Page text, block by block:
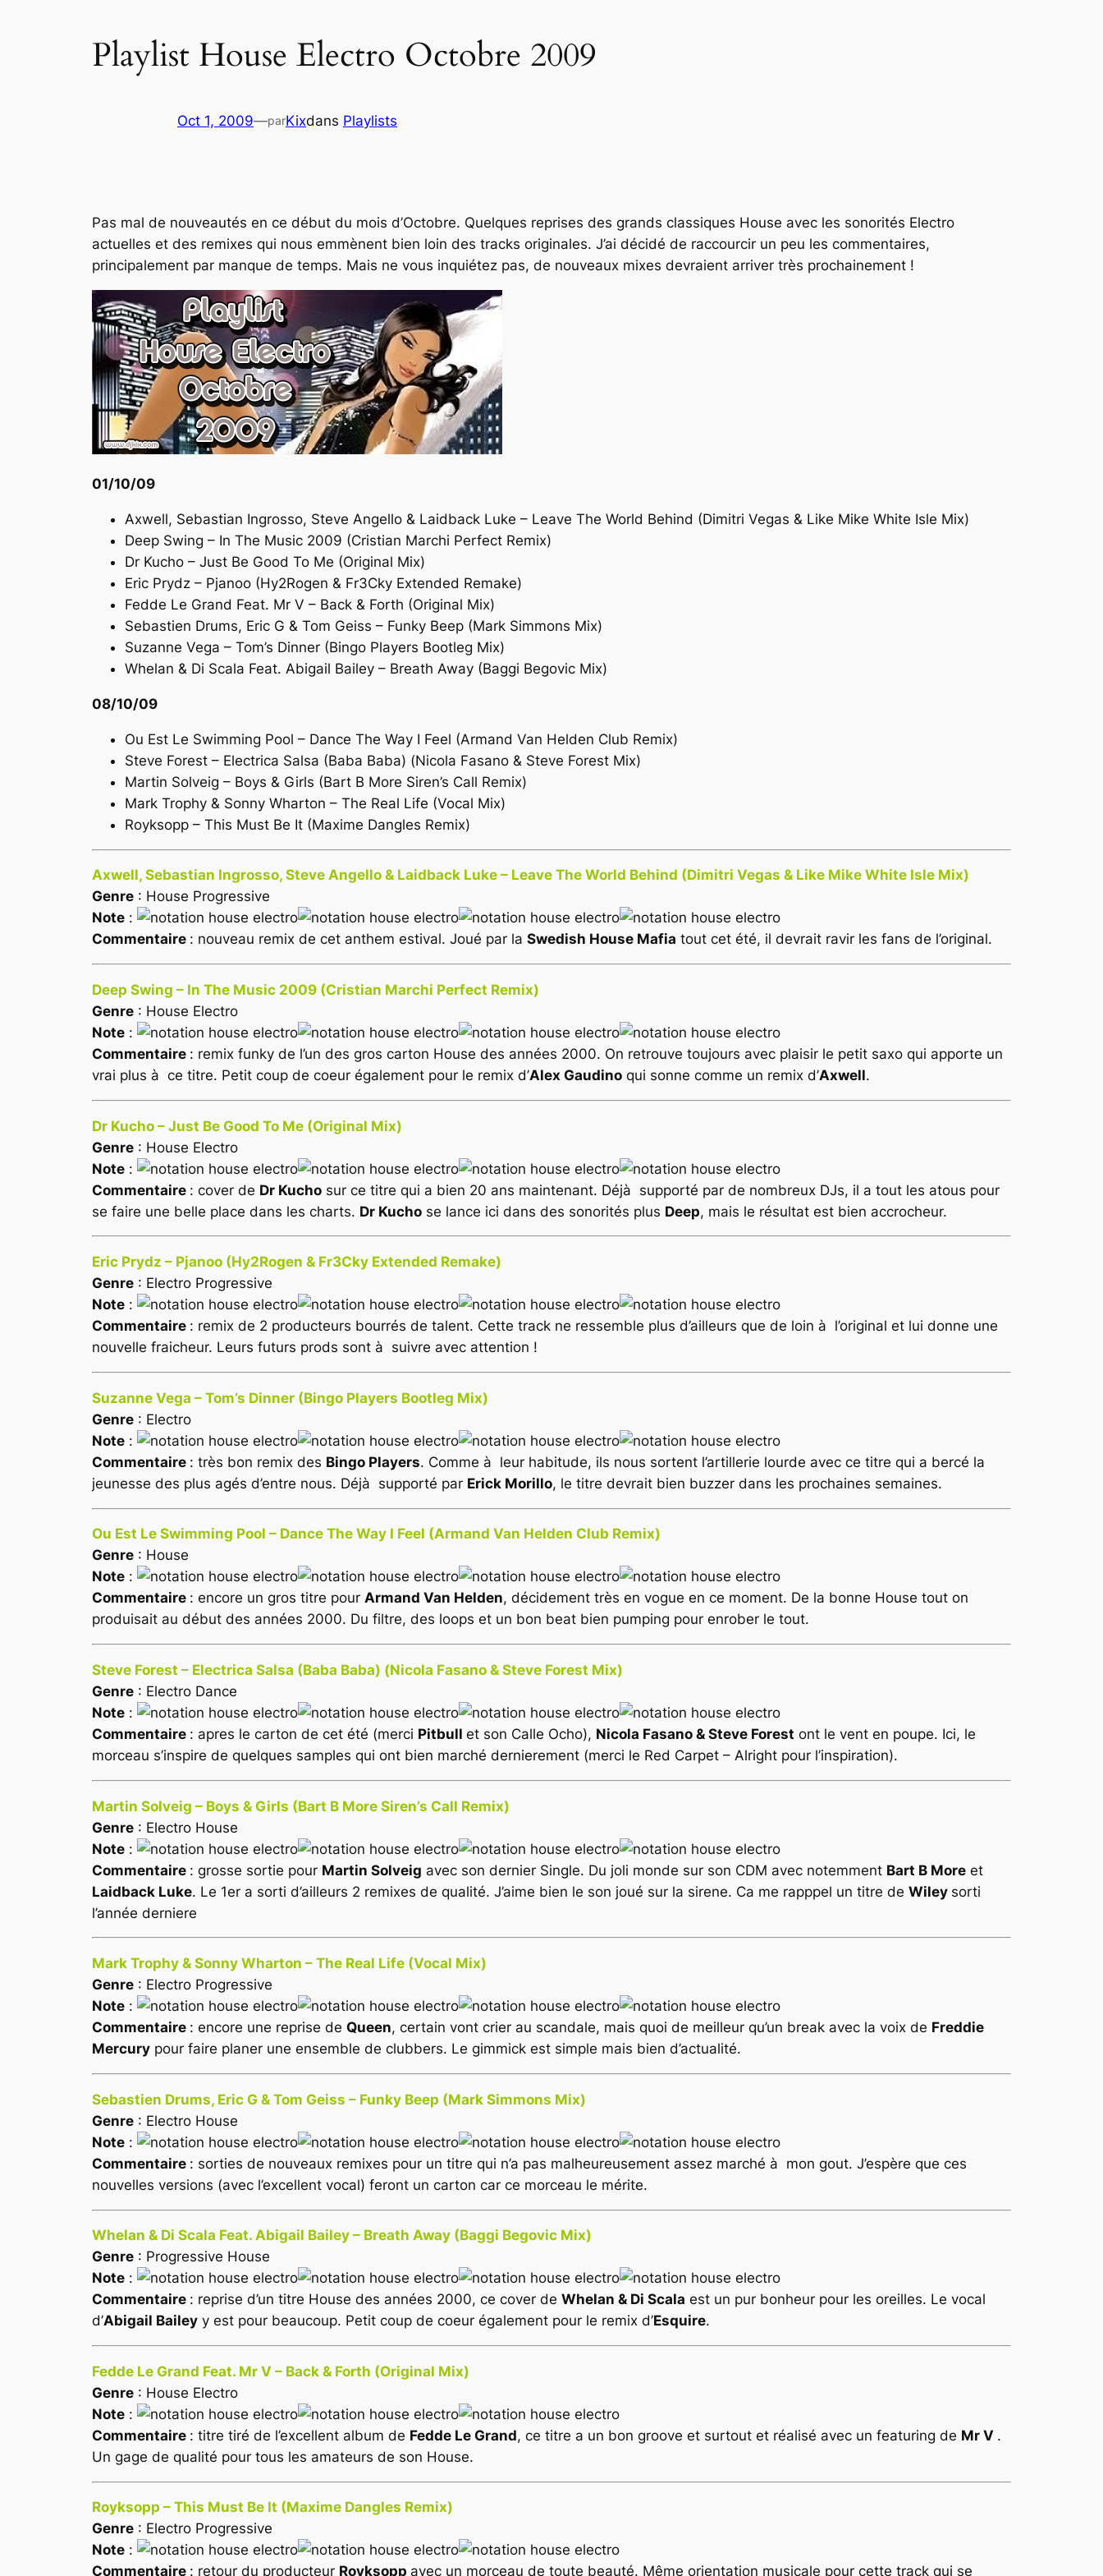
Playlist House Electro Octobre 2009
Oct 1, 2009—parKixdans Playlists
Pas mal de nouveautés en ce début du mois d’Octobre. Quelques reprises des grands classiques House avec les sonorités Electro
actuelles et des remixes qui nous emmènent bien loin des tracks originales. J’ai décidé de raccourcir un peu les commentaires,
principalement par manque de temps. Mais ne vous inquiétez pas, de nouveaux mixes devraient arriver très prochainement !
01/10/09
Axwell, Sebastian Ingrosso, Steve Angello & Laidback Luke – Leave The World Behind (Dimitri Vegas & Like Mike White Isle Mix)
Deep Swing – In The Music 2009 (Cristian Marchi Perfect Remix)
Dr Kucho – Just Be Good To Me (Original Mix)
Eric Prydz – Pjanoo (Hy2Rogen & Fr3Cky Extended Remake)
Fedde Le Grand Feat. Mr V – Back & Forth (Original Mix)
Sebastien Drums, Eric G & Tom Geiss – Funky Beep (Mark Simmons Mix)
Suzanne Vega – Tom’s Dinner (Bingo Players Bootleg Mix)
Whelan & Di Scala Feat. Abigail Bailey – Breath Away (Baggi Begovic Mix)
08/10/09
Ou Est Le Swimming Pool – Dance The Way I Feel (Armand Van Helden Club Remix)
Steve Forest – Electrica Salsa (Baba Baba) (Nicola Fasano & Steve Forest Mix)
Martin Solveig – Boys & Girls (Bart B More Siren’s Call Remix)
Mark Trophy & Sonny Wharton – The Real Life (Vocal Mix)
Royksopp – This Must Be It (Maxime Dangles Remix)
Axwell, Sebastian Ingrosso, Steve Angello & Laidback Luke – Leave The World Behind (Dimitri Vegas & Like Mike White Isle Mix)
Genre : House Progressive
Note :
Commentaire : nouveau remix de cet anthem estival. Joué par la Swedish House Mafia tout cet été, il devrait ravir les fans de l’original.
Deep Swing – In The Music 2009 (Cristian Marchi Perfect Remix)
Genre : House Electro
Note :
Commentaire : remix funky de l’un des gros carton House des années 2000. On retrouve toujours avec plaisir le petit saxo qui apporte un
vrai plus à ce titre. Petit coup de coeur également pour le remix d’Alex Gaudino qui sonne comme un remix d’Axwell.
Dr Kucho – Just Be Good To Me (Original Mix)
Genre : House Electro
Note :
Commentaire : cover de Dr Kucho sur ce titre qui a bien 20 ans maintenant. Déjà supporté par de nombreux DJs, il a tout les atous pour
se faire une belle place dans les charts. Dr Kucho se lance ici dans des sonorités plus Deep, mais le résultat est bien accrocheur.
Eric Prydz – Pjanoo (Hy2Rogen & Fr3Cky Extended Remake)
Genre : Electro Progressive
Note :
Commentaire : remix de 2 producteurs bourrés de talent. Cette track ne ressemble plus d’ailleurs que de loin à l’original et lui donne une
nouvelle fraicheur. Leurs futurs prods sont à suivre avec attention !
Suzanne Vega – Tom’s Dinner (Bingo Players Bootleg Mix)
Genre : Electro
Note :
Commentaire : très bon remix des Bingo Players. Comme à leur habitude, ils nous sortent l’artillerie lourde avec ce titre qui a bercé la
jeunesse des plus agés d’entre nous. Déjà supporté par Erick Morillo, le titre devrait bien buzzer dans les prochaines semaines.
Ou Est Le Swimming Pool – Dance The Way I Feel (Armand Van Helden Club Remix)
Genre : House
Note :
Commentaire : encore un gros titre pour Armand Van Helden, décidement très en vogue en ce moment. De la bonne House tout on
produisait au début des années 2000. Du filtre, des loops et un bon beat bien pumping pour enrober le tout.
Steve Forest – Electrica Salsa (Baba Baba) (Nicola Fasano & Steve Forest Mix)
Genre : Electro Dance
Note :
Commentaire : apres le carton de cet été (merci Pitbull et son Calle Ocho), Nicola Fasano & Steve Forest ont le vent en poupe. Ici, le
morceau s’inspire de quelques samples qui ont bien marché dernierement (merci le Red Carpet – Alright pour l’inspiration).
Martin Solveig – Boys & Girls (Bart B More Siren’s Call Remix)
Genre : Electro House
Note :
Commentaire : grosse sortie pour Martin Solveig avec son dernier Single. Du joli monde sur son CDM avec notemment Bart B More et
Laidback Luke. Le 1er a sorti d’ailleurs 2 remixes de qualité. J’aime bien le son joué sur la sirene. Ca me rapppel un titre de Wiley sorti
l’année derniere
Mark Trophy & Sonny Wharton – The Real Life (Vocal Mix)
Genre : Electro Progressive
Note :
Commentaire : encore une reprise de Queen, certain vont crier au scandale, mais quoi de meilleur qu’un break avec la voix de Freddie
Mercury pour faire planer une ensemble de clubbers. Le gimmick est simple mais bien d’actualité.
Sebastien Drums, Eric G & Tom Geiss – Funky Beep (Mark Simmons Mix)
Genre : Electro House
Note :
Commentaire : sorties de nouveaux remixes pour un titre qui n’a pas malheureusement assez marché à mon gout. J’espère que ces
nouvelles versions (avec l’excellent vocal) feront un carton car ce morceau le mérite.
Whelan & Di Scala Feat. Abigail Bailey – Breath Away (Baggi Begovic Mix)
Genre : Progressive House
Note :
Commentaire : reprise d’un titre House des années 2000, ce cover de Whelan & Di Scala est un pur bonheur pour les oreilles. Le vocal
d’Abigail Bailey y est pour beaucoup. Petit coup de coeur également pour le remix d’Esquire.
Fedde Le Grand Feat. Mr V – Back & Forth (Original Mix)
Genre : House Electro
Note :
Commentaire : titre tiré de l’excellent album de Fedde Le Grand, ce titre a un bon groove et surtout et réalisé avec un featuring de Mr V .
Un gage de qualité pour tous les amateurs de son House.
Royksopp – This Must Be It (Maxime Dangles Remix)
Genre : Electro Progressive
Note :
Commentaire : retour du producteur Royksopp avec un morceau de toute beauté. Même orientation musicale pour cette track qui se